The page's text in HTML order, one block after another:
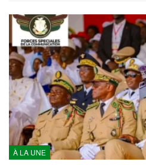
À LA UNE